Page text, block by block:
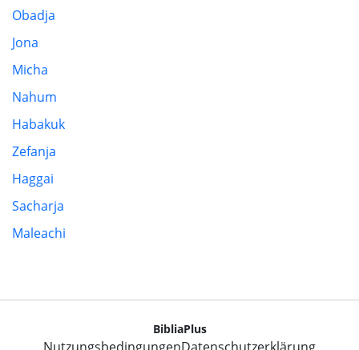
Obadja
Jona
Micha
Nahum
Habakuk
Zefanja
Haggai
Sacharja
Maleachi
BibliaPlus